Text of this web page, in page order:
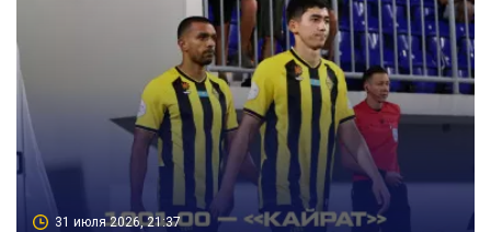
31 июля 2026, 21:37